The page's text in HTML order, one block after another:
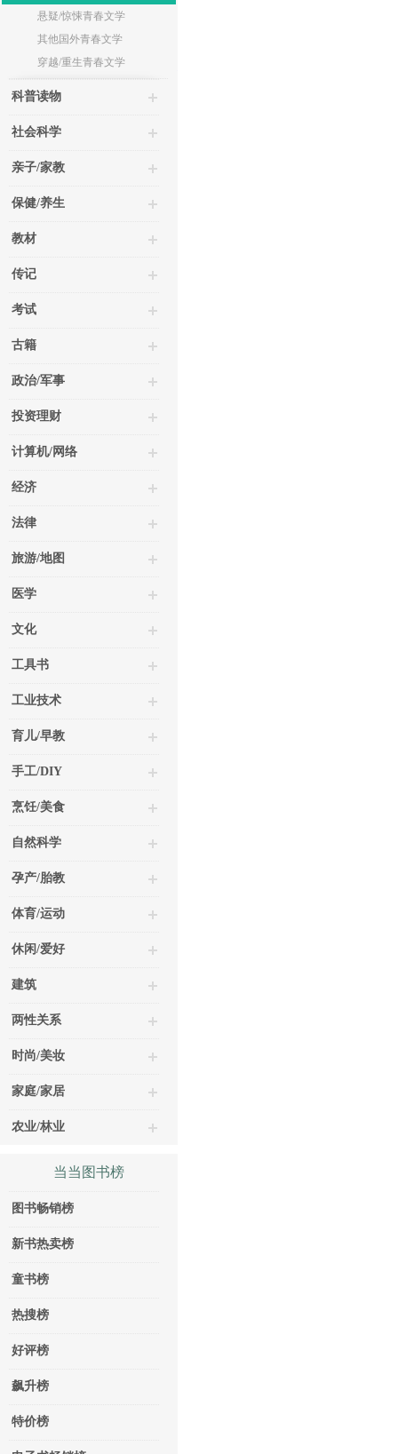
悬疑/惊悚青春文学
其他国外青春文学
穿越/重生青春文学
科普读物
社会科学
亲子/家教
保健/养生
教材
传记
考试
古籍
政治/军事
投资理财
计算机/网络
经济
法律
旅游/地图
医学
文化
工具书
工业技术
育儿/早教
手工/DIY
烹饪/美食
自然科学
孕产/胎教
体育/运动
休闲/爱好
建筑
两性关系
时尚/美妆
家庭/家居
农业/林业
当当图书榜
图书畅销榜
新书热卖榜
童书榜
热搜榜
好评榜
飙升榜
特价榜